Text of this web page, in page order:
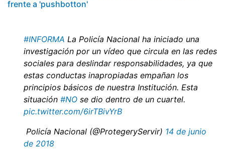
frente a 'pushbotton'
#INFORMA La Policía Nacional ha iniciado una
investigación por un vídeo que circula en las redes
sociales para deslindar responsabilidades, ya que
estas conductas inapropiadas empañan los
principios básicos de nuestra Institución. Esta
situación #NO se dio dentro de un cuartel.
pic.twitter.com/6irTBivYrB
 Policía Nacional (@ProtegeryServir) 14 de junio
de 2018